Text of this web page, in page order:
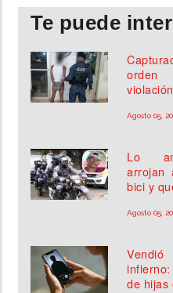
Te puede
orden
Agosto 05,
Lo
arrojan
bici y
Agosto 05,
de hijas